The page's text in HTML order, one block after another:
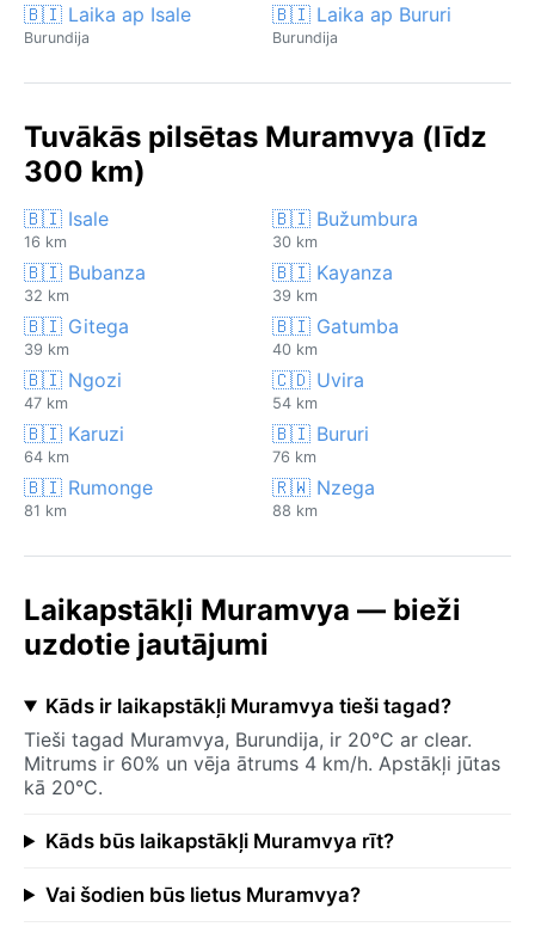
🇧🇮 Laika ap Isale
Burundija
🇧🇮 Laika ap Bururi
Burundija
Tuvākās pilsētas Muramvya (līdz
300 km)
🇧🇮 Isale
16 km
🇧🇮 Bužumbura
30 km
🇧🇮 Bubanza
32 km
🇧🇮 Kayanza
39 km
🇧🇮 Gitega
39 km
🇧🇮 Gatumba
40 km
🇧🇮 Ngozi
47 km
🇨🇩 Uvira
54 km
🇧🇮 Karuzi
64 km
🇧🇮 Bururi
76 km
🇧🇮 Rumonge
81 km
🇷🇼 Nzega
88 km
Laikapstākļi Muramvya — bieži
uzdotie jautājumi
Kāds ir laikapstākļi Muramvya tieši tagad?
Tieši tagad Muramvya, Burundija, ir 20°C ar clear.
Mitrums ir 60% un vēja ātrums 4 km/h. Apstākļi jūtas
kā 20°C.
Kāds būs laikapstākļi Muramvya rīt?
Vai šodien būs lietus Muramvya?